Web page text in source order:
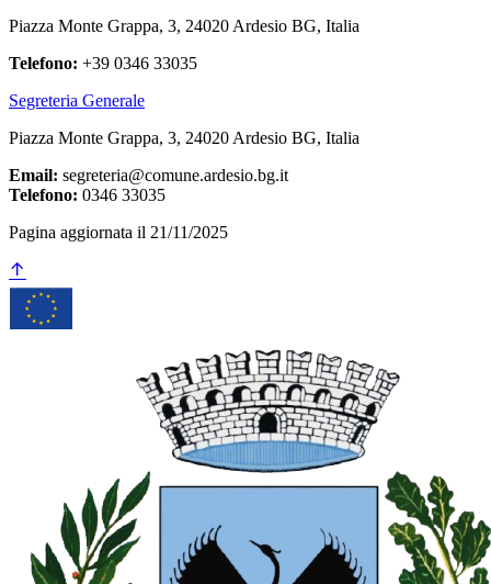
Piazza Monte Grappa, 3, 24020 Ardesio BG, Italia
Telefono: +39 0346 33035
Segreteria Generale
Piazza Monte Grappa, 3, 24020 Ardesio BG, Italia
Email: segreteria@comune.ardesio.bg.it
Telefono: 0346 33035
Pagina aggiornata il 21/11/2025